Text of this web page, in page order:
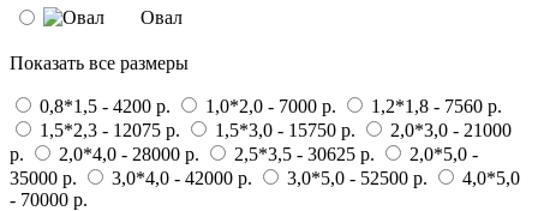
Овал
Показать все размеры
0,8*1,5 - 4200 р. 1,0*2,0 - 7000 р.
1,2*1,8 - 7560 р.
1,5*2,3 - 12075 р.
1,5*3,0 - 15750 р.
2,0*3,0 - 21000
р.
2,0*4,0 - 28000 р. 2,5*3,5 - 30625 р.
2,0*5,0 -
35000 р.
3,0*4,0 - 42000 р. 3,0*5,0 - 52500 р.
4,0*5,0
- 70000 р.